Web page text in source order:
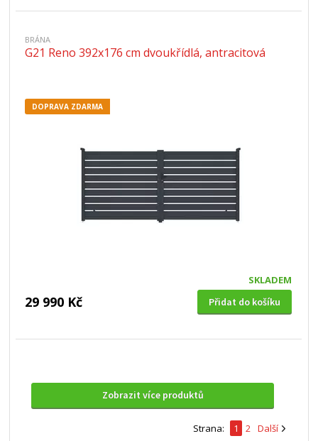
BRÁNA
G21 Reno 392x176 cm dvoukřídlá, antracitová
DOPRAVA ZDARMA
SKLADEM
29 990 Kč Přidat do košíku
Zobrazit více produktů
Strana: 1 2 Další